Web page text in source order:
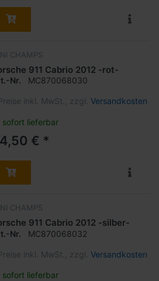
CHAMPS
911 Cabrio 2012 -rot-
Nr. MC870068030
inkl. MwSt., zzgl. Versandkosten
sofort lieferbar
€ *
CHAMPS
911 Cabrio 2012 -silber-
Nr. MC870068032
inkl. MwSt., zzgl. Versandkosten
sofort lieferbar